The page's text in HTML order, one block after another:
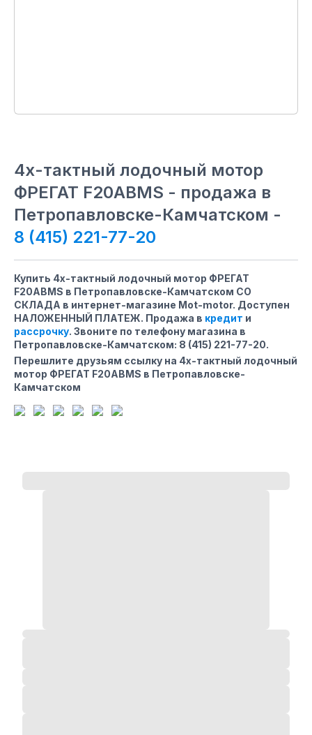
4х-тактный лодочный мотор
ФРЕГАТ F20ABMS - продажа в
Петропавловске-Камчатском -
8 (415) 221-77-20
Купить 4х-тактный лодочный мотор ФРЕГАТ
F20ABMS в Петропавловске-Камчатском СО
СКЛАДА в интернет-магазине Mot-motor. Доступен
НАЛОЖЕННЫЙ ПЛАТЕЖ. Продажа в кредит и
рассрочку. Звоните по телефону магазина в
Петропавловске-Камчатском: 8 (415) 221-77-20.
Перешлите друзьям ссылку на 4х-тактный лодочный
мотор ФРЕГАТ F20ABMS в Петропавловске-
Камчатском